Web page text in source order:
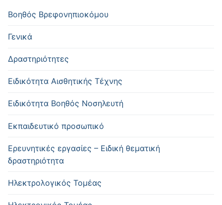
Βοηθός Βρεφονηπιοκόμου
Γενικά
Δραστηριότητες
Ειδικότητα Αισθητικής Τέχνης
Ειδικότητα Βοηθός Νοσηλευτή
Εκπαιδευτικό προσωπικό
Ερευνητικές εργασίες – Ειδική θεματική
δραστηριότητα
Ηλεκτρολογικός Τομέας